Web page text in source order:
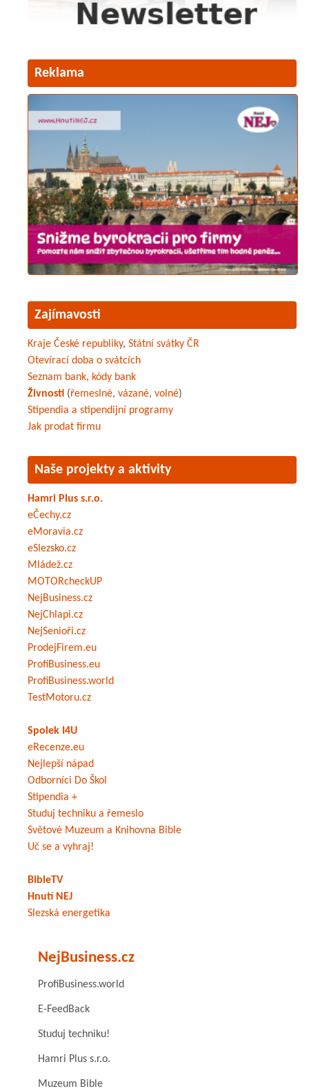
Reklama
Zajímavosti
Kraje České republiky, Státní svátky ČR
Otevírací doba o svátcích
Seznam bank, kódy bank
Živnosti (řemeslné, vázané, volné)
Stipendia a stipendijní programy
Jak prodat firmu
Naše projekty a aktivity
Hamri Plus s.r.o.
eČechy.cz
eMoravia.cz
eSlezsko.cz
Mládež.cz
MOTORcheckUP
NejBusiness.cz
NejChlapi.cz
NejSenioři.cz
ProdejFirem.eu
ProfiBusiness.eu
ProfiBusiness.world
TestMotoru.cz
Spolek I4U
eRecenze.eu
Nejlepší nápad
Odborníci Do Škol
Stipendia +
Studuj techniku a řemeslo
Světové Muzeum a Knihovna Bible
Uč se a vyhraj!
BibleTV
Hnutí NEJ
Slezská energetika
NejBusiness.cz
ProfiBusiness.world
E-FeedBack
Studuj techniku!
Hamri Plus s.r.o.
Muzeum Bible